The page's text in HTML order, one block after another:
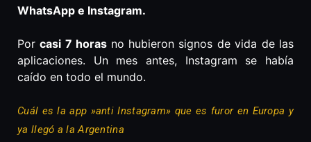
WhatsApp e Instagram.
Porcasi 7 horas no hubieron signos de vida de las
aplicaciones. Un mes antes, Instagram se había
caído en todo el mundo.
Cuál es la app »anti Instagram» que es furor en Europa y
ya llegó a la Argentina